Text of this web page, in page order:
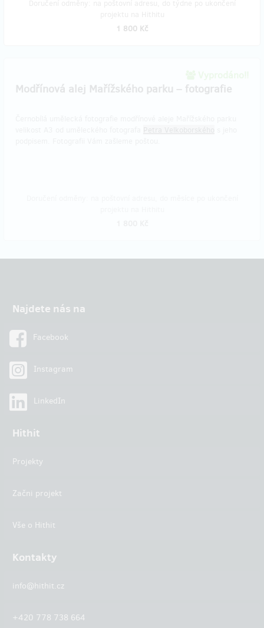
1 800 Kč
Modřínová alej Mařížského parku – fotografie
Najdete nás na
Facebook
Instagram
LinkedIn
Hithit
Projekty
Začni projekt
Vše o Hithit
Kontakty
info@hithit.cz
+420 778 738 664